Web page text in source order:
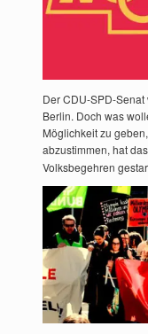
Der CDU-SPD-
Berlin. Doch was
Möglichkeit zu
abzustimmen, hat
Volksbegehren